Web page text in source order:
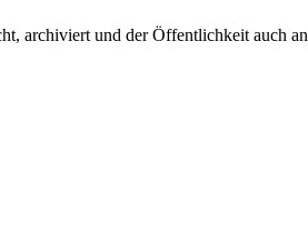
archiviert und der Öffentlichkeit auch